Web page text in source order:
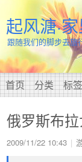
起风溏·
跟随我们的脚步去
首页 分类 标签
俄罗斯布
2009/11/22 10:43